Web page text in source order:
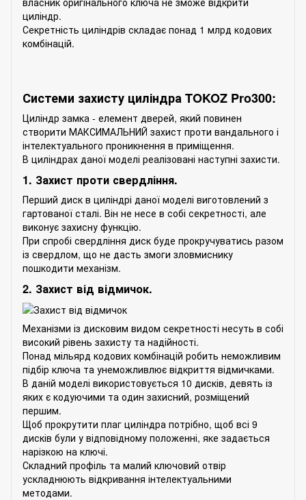
циліндр.
Секретність циліндрів складає понад 1 млрд кодових
комбінацій.
Системи захисту циліндра TOKOZ Pro300:
Циліндр замка - елемент дверей, який повинен
створити МАКСИМАЛЬНИЙ захист проти вандального і
інтелектуального проникнення в приміщення.
В циліндрах даної моделі реалізовані наступні захисти.
1. Захист проти свердління.
Перший диск в циліндрі даної моделі виготовлений з
гартованої сталі. Він не несе в собі секретності, але
виконує захисну функцію.
При спробі свердління диск буде прокручуватись разом
із свердлом, що не дасть змоги зловмиснику
пошкодити механізм.
2. Захист від відмичок.
Механізми із дисковим видом секретності несуть в собі
високий рівень захисту та надійності.
Понад мільярд кодових комбінацій робить неможливим
підбір ключа та унеможливлює відкриття відмичками.
В даній моделі використовується 10 дисків, девять із
яких є кодуючими та один захисний, розміщений
першим.
Щоб прокрутити плаг циліндра потрібно, щоб всі 9
дисків були у відповідному положенні, яке задається
нарізкою на ключі.
Складний профіль та малий ключовий отвір
ускладнюють відкривання інтелектуальними
методами.